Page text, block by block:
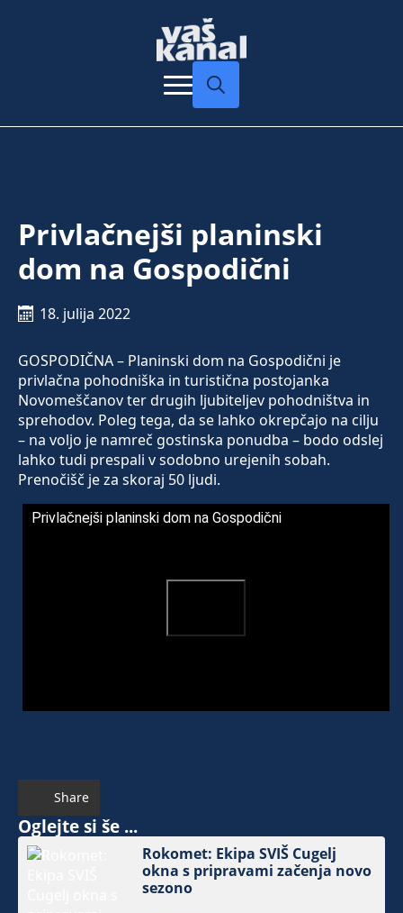
Privlačnejši planinski
dom na Gospodični
18. julija 2022
GOSPODIČNA – Planinski dom na Gospodični je
privlačna pohodniška in turistična postojanka
Novomeščanov ter drugih ljubiteljev pohodništva in
sprehodov. Poleg tega, da se lahko okrepčajo na cilju
– na voljo je namreč gostinska ponudba – bodo odslej
lahko tudi prespali v sodobno urejenih sobah.
Prenočišč je za skoraj 50 ljudi.
Privlačnejši planinski dom na Gospodični
Share
Oglejte si še ...
Rokomet: Ekipa SVIŠ Cugelj
okna s pripravami začenja novo
sezono